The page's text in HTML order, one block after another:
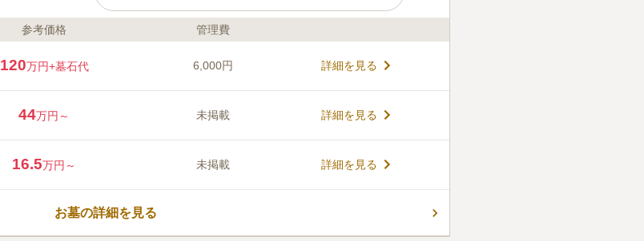
ライフドット編集部のコメント
緑を借景とし、都心とは思えないほど静粛で緑が多く、居心地
の良い空間になっています。 杉並区の指定文化財になっている
れています。 心的な名刹。病気平癒にご利益があり、福を授け
てくれるという伝教大師（最澄）の作と言われ、庶民信仰をあ
つめた「願満大黒天」が安置されています。
口コミ評価
みんなの評価
3.4
参考価格 管理費
120万円+墓石代 6,000円 詳細を見る
44万円～ 未掲載 詳細を見る
16.5万円～ 未掲載 詳細を見る
お墓の詳細を見る